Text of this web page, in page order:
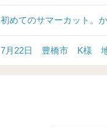
初めてのサマーカット。
7月22日 豊橋市 K様